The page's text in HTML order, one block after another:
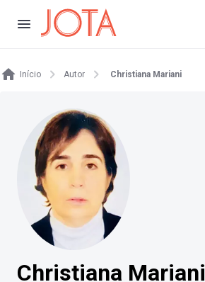
Início Autor Christiana Mariani
Christiana Mariani